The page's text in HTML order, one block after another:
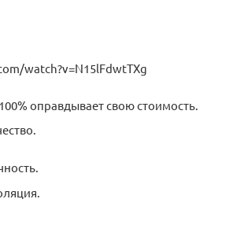
watch?v=N15lFdwtTXg
оправдывает свою стоимость.